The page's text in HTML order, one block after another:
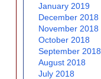
January 2019
December 2018
November 2018
October 2018
September 2018
August 2018
July 2018